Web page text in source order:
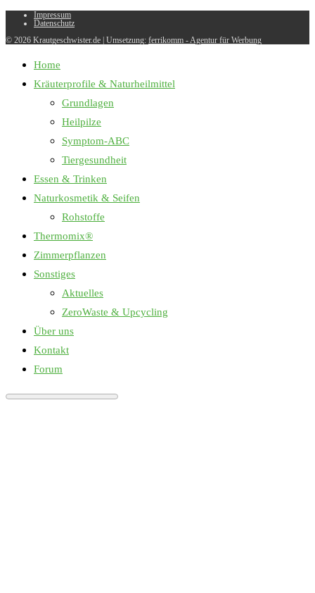
Impressum
Datenschutz
© 2026 Krautgeschwister.de Umsetzung: ferrikomm - Agentur für Werbung
Home
Kräuterprofile & Naturheilmittel
Grundlagen
Heilpilze
Symptom-ABC
Tiergesundheit
Essen & Trinken
Naturkosmetik & Seifen
Rohstoffe
Thermomix®
Zimmerpflanzen
Sonstiges
Aktuelles
ZeroWaste & Upcycling
Über uns
Kontakt
Forum